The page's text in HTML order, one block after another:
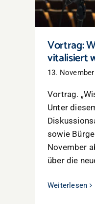
Vortrag:
vitalisiert
13.
Vortrag.
Unter
sowie
November
über die
Weiterlesen